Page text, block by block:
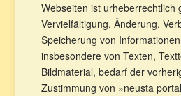
Webseiten ist urheberrechtlich
Vervielfältigung, Änderung,
Speicherung von
insbesondere von Texten,
Bildmaterial, bedarf der
Zustimmung von »neusta